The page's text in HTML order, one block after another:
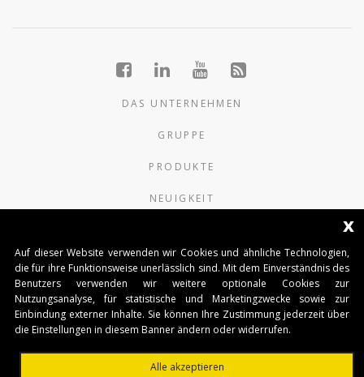
DAS UNTERNEHMEN
GRUPPE
PRODUKTE
NEUIGKEIT
AUTOMATISMI BENINCÀ SpA
Via del Capitello 45
36066 Sandrigo (Vicenza) Italy
Capitale Sociale € 1.000.000
interamente versato Registro Imprese
Tribunale di Vicenza
CF e P.IVA (IT) 02054090242
x
Auf dieser Website verwenden wir Cookies und ähnliche Technologien,
die für ihre Funktionsweise unerlässlich sind. Mit dem Einverständnis des
Benutzers verwenden wir weitere optionale Cookies zur
Nutzungsanalyse, für statistische und Marketingzwecke sowie zur
Einbindung externer Inhalte. Sie können Ihre Zustimmung jederzeit über
die Einstellungen in diesem Banner ändern oder widerrufen.
Alle akzeptieren